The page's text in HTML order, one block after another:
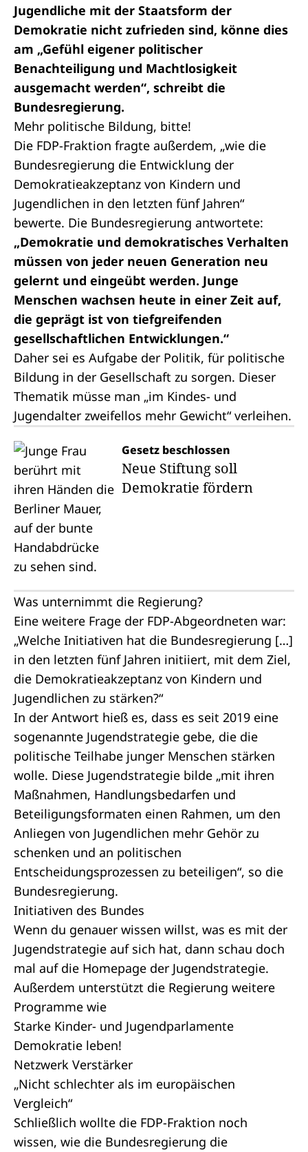
Jugendliche mit der Staatsform der
Demokratie nicht zufrieden sind, könne dies
am „Gefühl eigener politischer
Benachteiligung und Machtlosigkeit
ausgemacht werden“, schreibt die
Bundesregierung.
Mehr politische Bildung, bitte!
Die FDP-Fraktion fragte außerdem, „wie die
Bundesregierung die Entwicklung der
Demokratieakzeptanz von Kindern und
Jugendlichen in den letzten fünf Jahren“
bewerte. Die Bundesregierung antwortete:
„Demokratie und demokratisches Verhalten
müssen von jeder neuen Generation neu
gelernt und eingeübt werden. Junge
Menschen wachsen heute in einer Zeit auf,
die geprägt ist von tiefgreifenden
gesellschaftlichen Entwicklungen.“
Daher sei es Aufgabe der Politik, für politische
Bildung in der Gesellschaft zu sorgen. Dieser
Thematik müsse man „im Kindes- und
Jugendalter zweifellos mehr Gewicht“ verleihen.
Gesetz beschlossen
Neue Stiftung soll
Demokratie fördern
Was unternimmt die Regierung?
Eine weitere Frage der FDP-Abgeordneten war:
„Welche Initiativen hat die Bundesregierung […]
in den letzten fünf Jahren initiiert, mit dem Ziel,
die Demokratieakzeptanz von Kindern und
Jugendlichen zu stärken?“
In der Antwort hieß es, dass es seit 2019 eine
sogenannte Jugendstrategie gebe, die die
politische Teilhabe junger Menschen stärken
wolle. Diese Jugendstrategie bilde „mit ihren
Maßnahmen, Handlungsbedarfen und
Beteiligungsformaten einen Rahmen, um den
Anliegen von Jugendlichen mehr Gehör zu
schenken und an politischen
Entscheidungsprozessen zu beteiligen“, so die
Bundesregierung.
Initiativen des Bundes
Wenn du genauer wissen willst, was es mit der
Jugendstrategie auf sich hat, dann schau doch
mal auf die Homepage der Jugendstrategie.
Außerdem unterstützt die Regierung weitere
Programme wie
Starke Kinder- und Jugendparlamente
Demokratie leben!
Netzwerk Verstärker
„Nicht schlechter als im europäischen
Vergleich“
Schließlich wollte die FDP-Fraktion noch
wissen, wie die Bundesregierung die